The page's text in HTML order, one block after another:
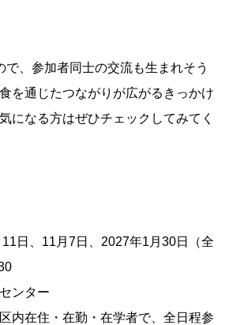
で、参加者同士の交流も生まれそう
を通じたつながりが広がるきっかけ
になる方はぜひチェックしてみてく
日、11月7日、2027年1月30日（全
ンター
内在住・在勤・在学者で、全日程参